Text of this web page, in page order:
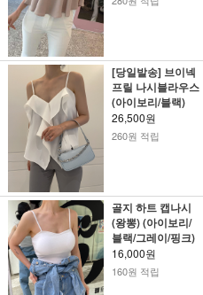
[당일발송] 브이넥
프릴 나시블라우스
(아이보리/블랙)
26,500원
260원 적립
골지 하트 캡나시
(왕뽕) (아이보리/
블랙/그레이/핑크)
16,000원
160원 적립